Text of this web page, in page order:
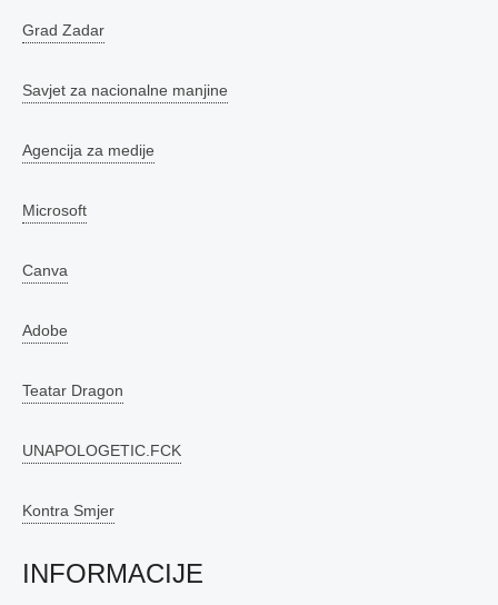
Grad Zadar
Savjet za nacionalne manjine
Agencija za medije
Microsoft
Canva
Adobe
Teatar Dragon
UNAPOLOGETIC.FCK
Kontra Smjer
INFORMACIJE